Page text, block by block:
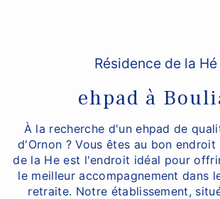
Résidence de la Hé
ehpad à
À la recherche d'un ehpad de
d'Ornon ? Vous êtes au bon endroit
de la He est l'endroit idéal pour
le meilleur accompagnement dans
retraite. Notre établissement,